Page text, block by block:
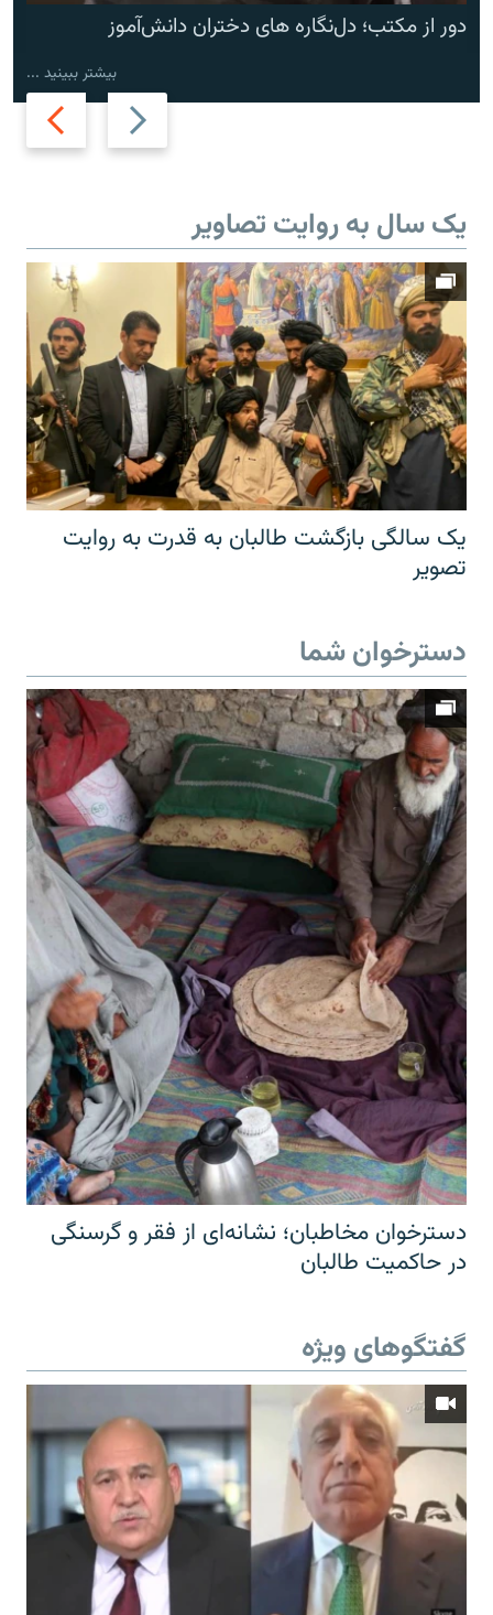
Previous
slide
Next
slide
دور از مکتب؛ دل‌نگاره های دختران دانش‌آموز
بیشتر ببینید ...
یک سال به روایت تصاویر
یک سالگی بازگشت طالبان به قدرت به روایت
تصویر
دسترخوان شما
دسترخوان مخاطبان؛ نشانه‌ای از فقر و گرسنگی
در حاکمیت طالبان
گفتگوهای ویژه